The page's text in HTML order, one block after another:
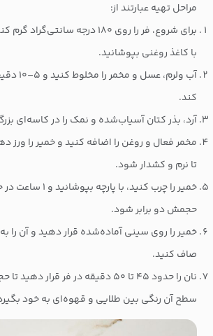
مراحل تهیه عبارتند از:
برای شروع، فر را روی ۱۸۰ درجه
با کاغذ روغنی بپوشانید.
آب ولرم،
کند.
آرد، بذر کتان آسیاب‌شده و نمک را در کاسه‌ای
تا نرم و کشدار شود.
خمیر را چرب کنید، با
حجمش دو برابر شود.
خمیر را روی سینی آماده‌شده قرار دهید و آن
صاف کنید.
نان را حدود ۴۵ تا ۵۰ دقیقه در فر
سطح آن رنگی بین طلایی و قهوه‌ای به خود